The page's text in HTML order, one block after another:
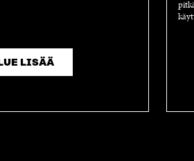
LUE LISÄÄ